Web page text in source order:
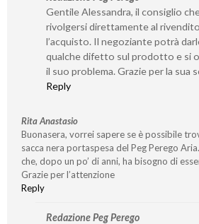
Gentile Alessandra, il consiglio
rivolgersi direttamente al
l’acquisto. Il negoziante potrà
qualche difetto sul prodotto e si
il suo problema. Grazie per la sua
Reply
Rita Anastasio
Buonasera, vorrei sapere se è possibile
sacca nera portaspesa del Peg Perego Aria.
che, dopo un po’ di anni, ha bisogno di
Grazie per l’attenzione
Reply
Redazione Peg Perego